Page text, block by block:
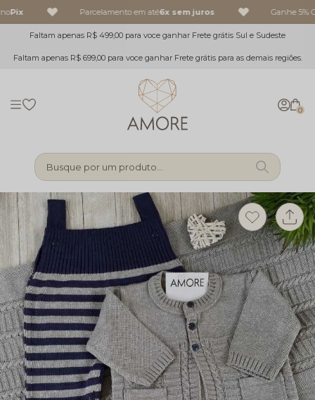
Pix Parcelamento em até6x sem juros Ganhe 5%
Faltam apenas R$ 499,00 para voce ganhar Frete grátis Sul e Sudeste
Faltam apenas R$ 699,00 para voce ganhar Frete grátis para as demais regiões.
0
Busque por um produto...